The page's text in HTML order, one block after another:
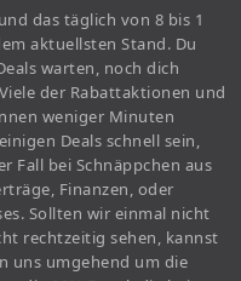
das täglich von 8 bis 1
aktuellsten Stand. Du
warten, noch dich
der Rabattaktionen und
weniger Minuten
Deals schnell sein,
Fall bei Schnäppchen aus
Finanzen, oder
Sollten wir einmal nicht
rechtzeitig sehen, kannst
uns umgehend um die